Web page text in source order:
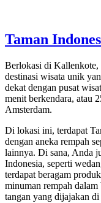
Taman
Berlokasi di Kallenkote,
destinasi wisata unik
dekat dengan pusat
menit berkendara, atau
Amsterdam.
Di lokasi ini, terdapat
dengan aneka rempah
lainnya. Di sana, Anda
Indonesia, seperti
terdapat beragam
minuman rempah
tangan yang dijajakan di